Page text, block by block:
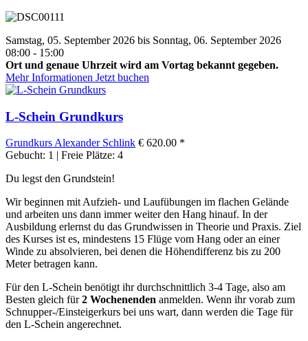
Samstag, 05. September 2026 bis Sonntag, 06. September 2026
08:00 - 15:00
Ort und genaue Uhrzeit wird am Vortag bekannt gegeben.
Mehr Informationen Jetzt buchen
L-Schein Grundkurs
Grundkurs Alexander Schlink € 620.00 *
Gebucht: 1 | Freie Plätze: 4
Du legst den Grundstein!
Wir beginnen mit Aufzieh- und Laufübungen im flachen Gelände
und arbeiten uns dann immer weiter den Hang hinauf. In der
Ausbildung erlernst du das Grundwissen in Theorie und Praxis. Ziel
des Kurses ist es, mindestens 15 Flüge vom Hang oder an einer
Winde zu absolvieren, bei denen die Höhendifferenz bis zu 200
Meter betragen kann.
Für den L-Schein benötigt ihr durchschnittlich 3-4 Tage, also am
Besten gleich für2 Wochenenden anmelden. Wenn ihr vorab zum
Schnupper-/Einsteigerkurs bei uns wart, dann werden die Tage für
den L-Schein angerechnet.